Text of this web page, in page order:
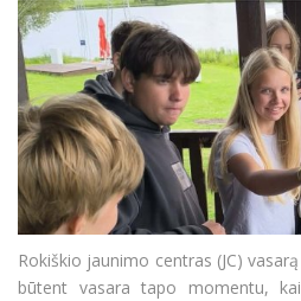
Rokiškio jaunimo centras (JC)
būtent vasara tapo momentu,